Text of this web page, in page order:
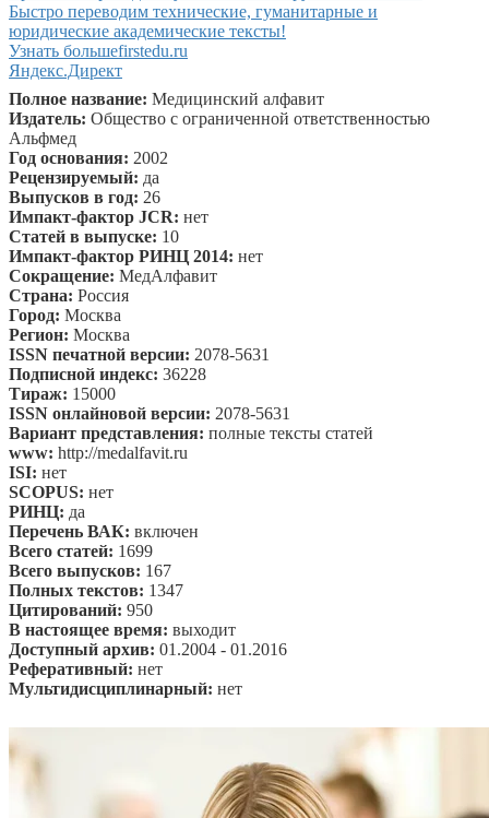
Быстро переводим технические, гуманитарные и
юридические академические тексты!
Узнать большеfirstedu.ru
Яндекс.Директ
Полное название: Медицинский алфавит
Издатель: Общество с ограниченной ответственностью
Альфмед
Год основания: 2002
Рецензируемый: да
Выпусков в год: 26
Импакт-фактор JCR: нет
Статей в выпуске: 10
Импакт-фактор РИНЦ 2014: нет
Сокращение: МедАлфавит
Страна: Россия
Город: Москва
Регион: Москва
ISSN печатной версии: 2078-5631
Подписной индекс: 36228
Тираж: 15000
ISSN онлайновой версии: 2078-5631
Вариант представления: полные тексты статей
www: http://medalfavit.ru
ISI: нет
SCOPUS: нет
РИНЦ: да
Перечень ВАК: включен
Всего статей: 1699
Всего выпусков: 167
Полных текстов: 1347
Цитирований: 950
В настоящее время: выходит
Доступный архив: 01.2004 - 01.2016
Реферативный: нет
Мультидисциплинарный: нет